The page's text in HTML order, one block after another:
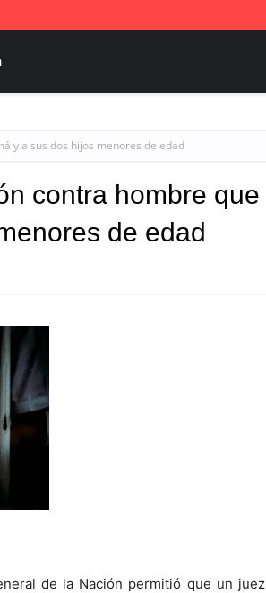
y a sus dos hijos menores de edad
contra hombre que
de edad
de la Nación permitió que un juez